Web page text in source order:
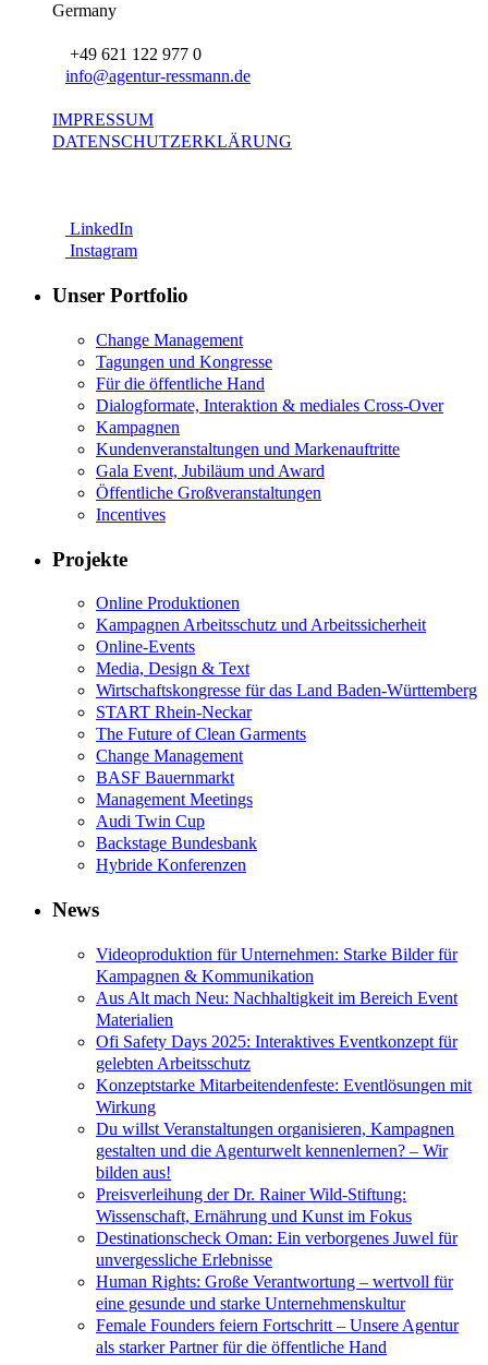
Germany
+49 621 122 977 0
info@agentur-ressmann.de
IMPRESSUM
DATENSCHUTZERKLÄRUNG
LinkedIn
Instagram
Unser Portfolio
Change Management
Tagungen und Kongresse
Für die öffentliche Hand
Dialogformate, Interaktion & mediales Cross-Over
Kampagnen
Kundenveranstaltungen und Markenauftritte
Gala Event, Jubiläum und Award
Öffentliche Großveranstaltungen
Incentives
Projekte
Online Produktionen
Kampagnen Arbeitsschutz und Arbeitssicherheit
Online-Events
Media, Design & Text
Wirtschaftskongresse für das Land Baden-Württemberg
START Rhein-Neckar
The Future of Clean Garments
Change Management
BASF Bauernmarkt
Management Meetings
Audi Twin Cup
Backstage Bundesbank
Hybride Konferenzen
News
Videoproduktion für Unternehmen: Starke Bilder für
Kampagnen & Kommunikation
Aus Alt mach Neu: Nachhaltigkeit im Bereich Event
Materialien
Ofi Safety Days 2025: Interaktives Eventkonzept für
gelebten Arbeitsschutz
Konzeptstarke Mitarbeitendenfeste: Eventlösungen mit
Wirkung
Du willst Veranstaltungen organisieren, Kampagnen
gestalten und die Agenturwelt kennenlernen? – Wir
bilden aus!
Preisverleihung der Dr. Rainer Wild-Stiftung:
Wissenschaft, Ernährung und Kunst im Fokus
Destinationscheck Oman: Ein verborgenes Juwel für
unvergessliche Erlebnisse
Human Rights: Große Verantwortung – wertvoll für
eine gesunde und starke Unternehmenskultur
Female Founders feiern Fortschritt – Unsere Agentur
als starker Partner für die öffentliche Hand